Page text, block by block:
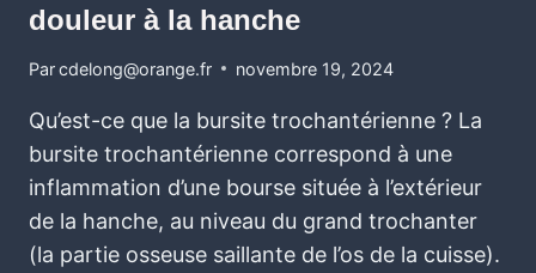
douleur à la hanche
Parcdelong@orange.fr novembre 19, 2024
Qu’est-ce que la bursite trochantérienne ? La
bursite trochantérienne correspond à une
inflammation d’une bourse située à l’extérieur
de la hanche, au niveau du grand trochanter
(la partie osseuse saillante de l’os de la cuisse).